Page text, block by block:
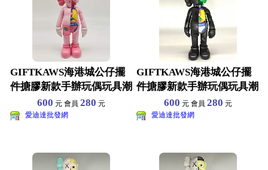
GIFTKAWS海港城公仔擺
件搪膠新款手辦玩偶玩具潮
流潮牌擺件芝麻街解
600 元 會員280 元
愛迪達批發網
GIFTKAWS海港城公仔擺
件搪膠新款手辦玩偶玩具潮
流潮牌擺件芝麻街解
600 元 會員 280 元
愛迪達批發網